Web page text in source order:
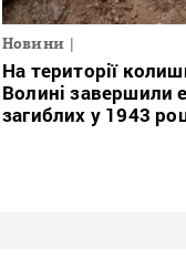
Новини
На території
Волині завершили
загиблих у 1943